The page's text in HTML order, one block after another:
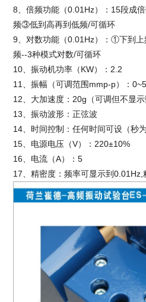
8、倍频功能（0.01Hz）：15段成
频③低到高再到低频/可循环
9、对数功能（0.01Hz）：①下到
频--3种模式对数/可循环
10、振动机功率（KW）：2.2
11、振幅（可调范围mmp-p）：
12、大加速度：20g（可调但不显
13、振动波形：正弦波
14、时间控制：任何时间可设（秒
15、电源电压（V）：220±10%
16、电流（A）：5
17、精密度：频率可显示到0.01Hz,